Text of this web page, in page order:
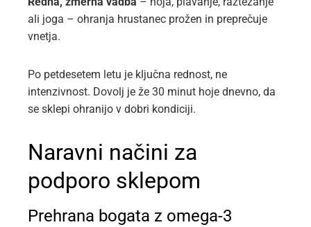
ali joga – ohranja hrustanec prožen in preprečuje
vnetja.
Po petdesetem letu je ključna rednost, ne
intenzivnost. Dovolj je že 30 minut hoje dnevno, da
se sklepi ohranijo v dobri kondiciji.
Naravni načini za
podporo sklepom
Prehrana bogata z omega-3